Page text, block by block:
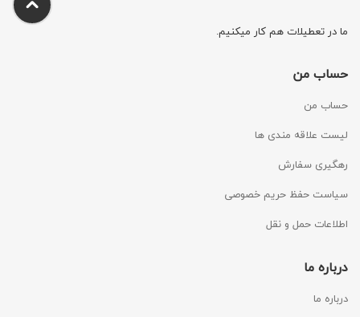
ما در تعطیلات هم کار میکنیم.
حساب من
حساب من
لیست علاقه مندی ها
رهگیری سفارش
سیاست حفظ حریم خصوصی
اطلاعات حمل و نقل
درباره ما
درباره ما